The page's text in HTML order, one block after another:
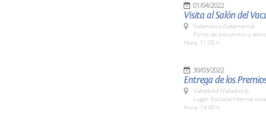
01/04/2022
Visita al Salón del
Salamanca (Salamanca)
Punto de encuentro y
Hora: 11:00 h.
30/03/2022
Entrega de los
Valladolid (Valladolid)
Lugar: Escuela
Hora: 19:00 h.